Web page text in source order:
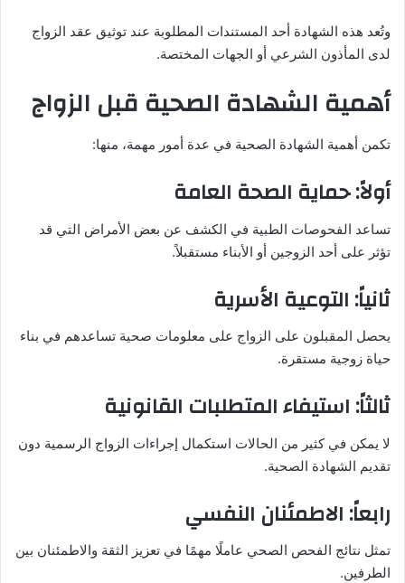
وتُعد هذه الشهادة أحد المستندات المطلوبة عند توثيق عقد الزواج
لدى المأذون الشرعي أو الجهات المختصة.
أهمية الشهادة الصحية قبل الزواج
تكمن أهمية الشهادة الصحية في عدة أمور مهمة، منها:
أولاً: حماية الصحة العامة
تساعد الفحوصات الطبية في الكشف عن بعض الأمراض التي قد
تؤثر على أحد الزوجين أو الأبناء مستقبلاً.
ثانياً: التوعية الأسرية
يحصل المقبلون على الزواج على معلومات صحية تساعدهم في بناء
حياة زوجية مستقرة.
ثالثاً: استيفاء المتطلبات القانونية
لا يمكن في كثير من الحالات استكمال إجراءات الزواج الرسمية دون
تقديم الشهادة الصحية.
رابعاً: الاطمئنان النفسي
تمثل نتائج الفحص الصحي عاملًا مهمًا في تعزيز الثقة والاطمئنان بين
الطرفين.